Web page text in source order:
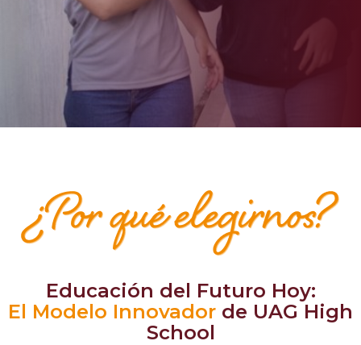
Educación del Futuro Hoy:
El Modelo Innovador de UAG High
School